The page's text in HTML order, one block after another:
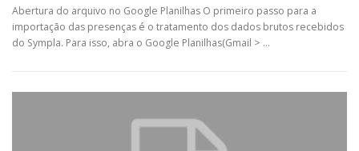
Abertura do arquivo no Google Planilhas O primeiro passo para a
importação das presenças é o tratamento dos dados brutos recebidos
do Sympla. Para isso, abra o Google Planilhas(Gmail > …